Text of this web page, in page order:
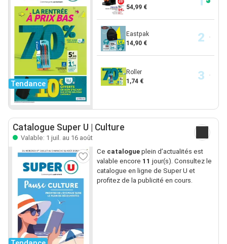
Tendance
54,99 €
Eastpak
14,90 €
Roller
1,74 €
Catalogue Super U | Culture
Valable: 1 juil. au 16 août
Ce catalogueplein d’actualités est
valable encore 11 jour(s). Consultez le
catalogue en ligne de Super U et
profitez de la publicité en cours.